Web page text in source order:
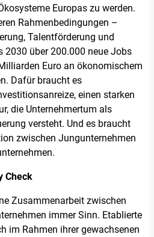
Europas zu werden.
Rahmenbedingungen –
Talentförderung und
2030 über 200.000 neue Jobs
Euro an ökonomischem
Dafür braucht es
einen starken
die Unternehmertum als
versteht. Und es braucht
zwischen Jungunternehmen
Check
Zusammenarbeit zwischen
immer Sinn. Etablierte
im Rahmen ihrer gewachsenen